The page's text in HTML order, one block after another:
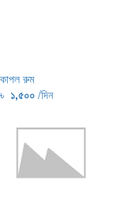
কাপল রুম
৳ ১,৫০০ /দিন